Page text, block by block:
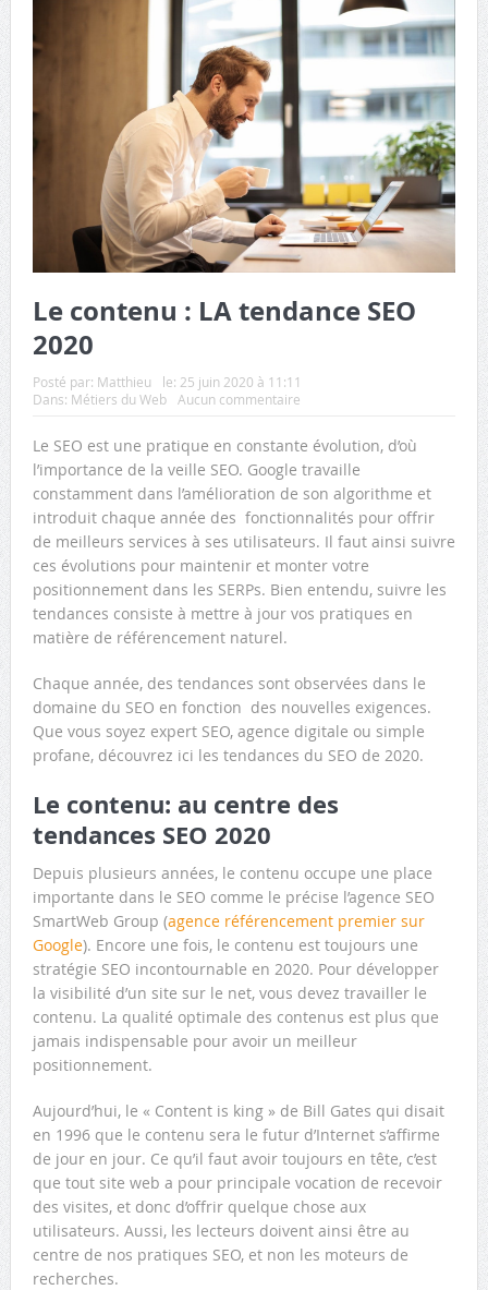
Le contenu : LA tendance SEO
2020
Posté par: Matthieu le: 25 juin 2020 à 11:11
Dans: Métiers du Web Aucun commentaire
Le SEO est une pratique en constante évolution, d’où
l’importance de la veille SEO. Google travaille
constamment dans l’amélioration de son algorithme et
introduit chaque année des fonctionnalités pour offrir
de meilleurs services à ses utilisateurs. Il faut ainsi suivre
ces évolutions pour maintenir et monter votre
positionnement dans les SERPs. Bien entendu, suivre les
tendances consiste à mettre à jour vos pratiques en
matière de référencement naturel.
Chaque année, des tendances sont observées dans le
domaine du SEO en fonction des nouvelles exigences.
Que vous soyez expert SEO, agence digitale ou simple
profane, découvrez ici les tendances du SEO de 2020.
Le contenu: au centre des
tendances SEO 2020
Depuis plusieurs années, le contenu occupe une place
importante dans le SEO comme le précise l’agence SEO
SmartWeb Group (agence référencement premier sur
Google). Encore une fois, le contenu est toujours une
stratégie SEO incontournable en 2020. Pour développer
la visibilité d’un site sur le net, vous devez travailler le
contenu. La qualité optimale des contenus est plus que
jamais indispensable pour avoir un meilleur
positionnement.
Aujourd’hui, le « Content is king » de Bill Gates qui disait
en 1996 que le contenu sera le futur d’Internet s’affirme
de jour en jour. Ce qu’il faut avoir toujours en tête, c’est
que tout site web a pour principale vocation de recevoir
des visites, et donc d’offrir quelque chose aux
utilisateurs. Aussi, les lecteurs doivent ainsi être au
centre de nos pratiques SEO, et non les moteurs de
recherches.